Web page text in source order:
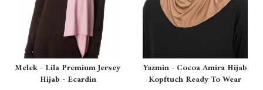
Melek - Lila Premium Jersey
Hijab - Ecardin
Yazmin - Cocoa Amira Hijab
Kopftuch Ready To Wear